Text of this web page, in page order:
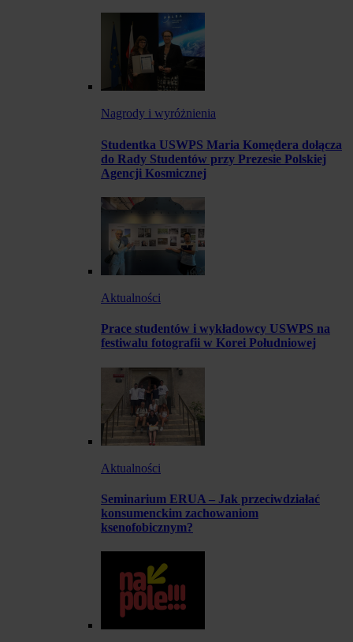
Nagrody i wyróżnienia
Studentka USWPS Maria Komędera dołącza
do Rady Studentów przy Prezesie Polskiej
Agencji Kosmicznej
Aktualności
Prace studentów i wykładowcy USWPS na
festiwalu fotografii w Korei Południowej
Aktualności
Seminarium ERUA – Jak przeciwdziałać
konsumenckim zachowaniom
ksenofobicznym?